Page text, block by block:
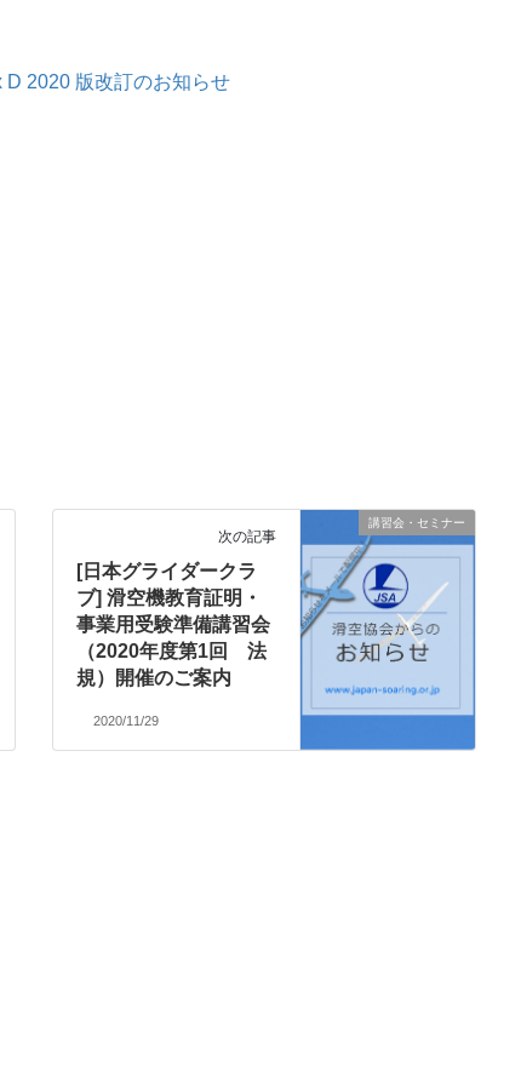
D 2020 版改訂のお知らせ
講習会・セミナー
次の記事
[日本グライダークラ
ブ] 滑空機教育証明・
事業用受験準備講習会
（2020年度第1回 法
規）開催のご案内
2020/11/29